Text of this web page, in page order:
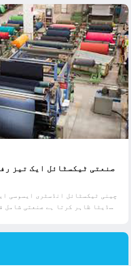
صنعتی ٹیکسٹائل ایک تیز
چینی ٹیکسٹائل انڈسٹری ایسوسی
ڈیٹا ظاہر کرتا ہے صنعتی شامل